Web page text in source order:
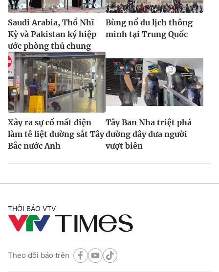
Saudi Arabia, Thổ Nhĩ
Kỳ và Pakistan ký hiệp
ước phòng thủ chung
Bùng nổ du lịch thông
minh tại Trung Quốc
Xảy ra sự cố mất điện
làm tê liệt đường sắt Tây
Bắc nước Anh
Tây Ban Nha triệt phá
đường dây đưa người
vượt biên
THỜI BÁO VTV
Theo dõi báo trên